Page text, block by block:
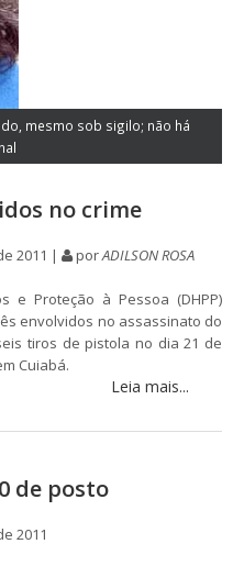
mesmo sob sigilo; não há
no crime
2011 | porADILSON ROSA
e Proteção à Pessoa (DHPP)
envolvidos no assassinato do
tiros de pistola no dia 21 de
Cuiabá.
Leia mais...
de posto
2011